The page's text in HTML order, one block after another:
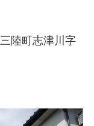
陸町志津川字